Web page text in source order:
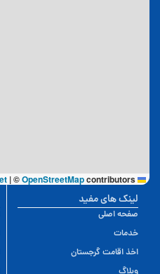
Leaflet
|©OpenStreetMapcontributors
لینک های مفید
صفحه اصلی
خدمات
اخذ اقامت گرجستان